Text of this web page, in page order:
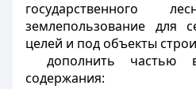
государственного
землепользование для
целей и под объекты
дополнить частью
содержания: